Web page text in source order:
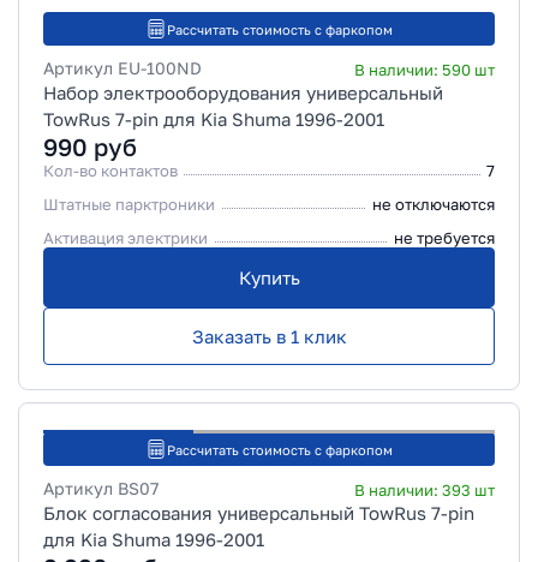
Рассчитать стоимость с фаркопом
Артикул EU-100ND В наличии: 590 шт
Набор электрооборудования универсальный
TowRus 7-pin для Kia Shuma 1996-2001
990 руб
Кол-во контактов
7
Штатные парктроники
не отключаются
Активация электрики
не требуется
Купить
Заказать в 1 клик
Рассчитать стоимость с фаркопом
Артикул BS07 В наличии: 393 шт
Блок согласования универсальный TowRus 7-pin
для Kia Shuma 1996-2001